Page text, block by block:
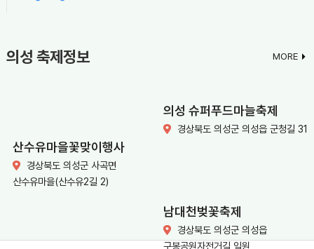
의성 축제정보
의성 슈퍼푸드마늘축제
경상북도 의성군 의성읍 군청길 31
산수유마을꽃맞이행사
경상북도 의성군 사곡면
산수유마을(산수유2길 2)
남대천벚꽃축제
경상북도 의성군 의성읍
구봉공원자전거길 일원
MORE